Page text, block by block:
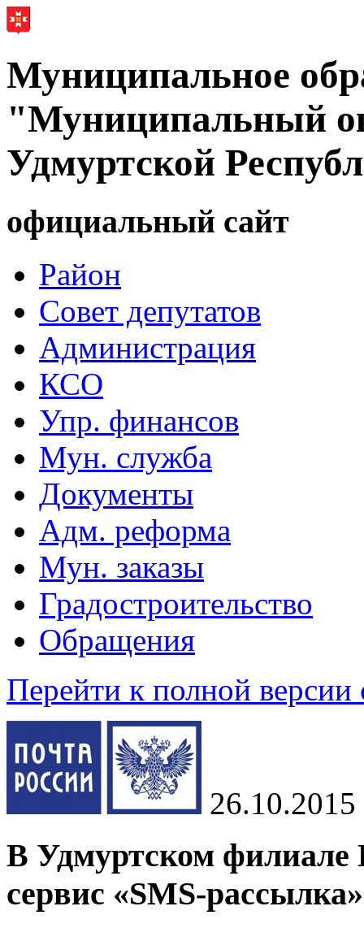
Муниципальное
"Муниципальный
Удмуртской
официальный сайт
Район
Совет депутатов
Администрация
КСО
Упр. финансов
Мун. служба
Документы
Адм. реформа
Мун. заказы
Градостроительство
Обращения
Перейти к полной версии
26.10.2015
В Удмуртском филиале
сервис «SMS-рассылка»